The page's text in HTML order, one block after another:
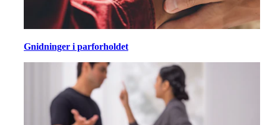
Gnidninger i parforholdet